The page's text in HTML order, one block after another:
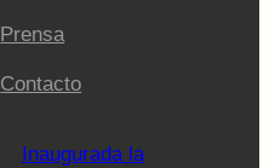
Prensa
Contacto
Inaugurada la